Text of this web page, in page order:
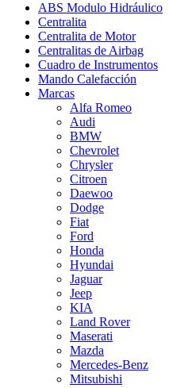
ABS Modulo Hidráulico
Centralita
Centralita de Motor
Centralitas de Airbag
Cuadro de Instrumentos
Mando Calefacción
Marcas
Alfa Romeo
Audi
BMW
Chevrolet
Chrysler
Citroen
Daewoo
Dodge
Fiat
Ford
Honda
Hyundai
Jaguar
Jeep
KIA
Land Rover
Maserati
Mazda
Mercedes-Benz
Mitsubishi